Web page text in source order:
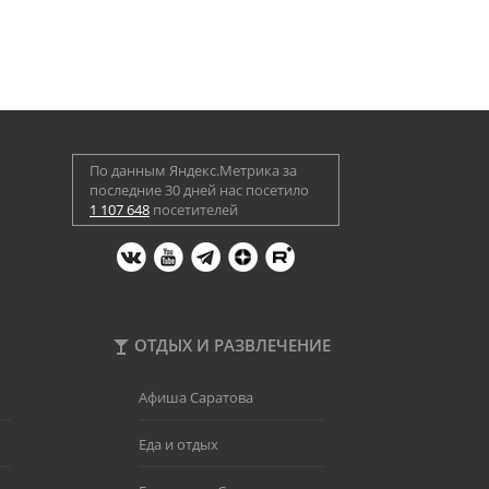
По данным Яндекс.Метрика за
последние 30 дней нас посетило
1 107 648 посетителей
ОТДЫХ И РАЗВЛЕЧЕНИЕ
Афиша Саратова
Еда и отдых